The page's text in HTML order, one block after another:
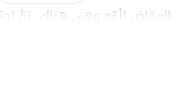
المخاض لأمّه وهي هناك، ثمَّ